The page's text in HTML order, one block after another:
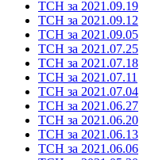
ТСН за 2021.09.19
ТСН за 2021.09.12
ТСН за 2021.09.05
ТСН за 2021.07.25
ТСН за 2021.07.18
ТСН за 2021.07.11
ТСН за 2021.07.04
ТСН за 2021.06.27
ТСН за 2021.06.20
ТСН за 2021.06.13
ТСН за 2021.06.06